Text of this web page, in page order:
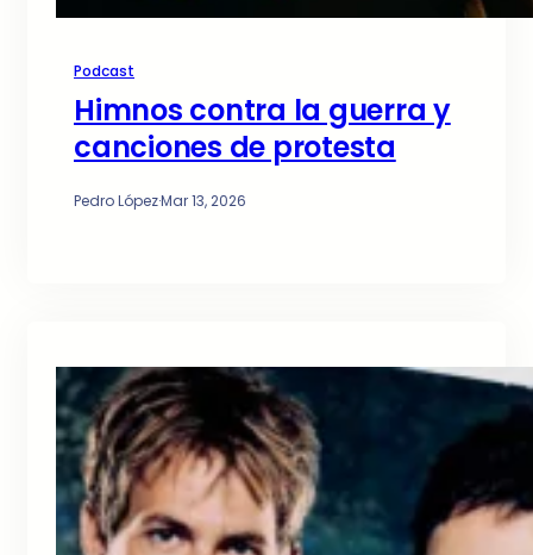
Podcast
Himnos contra la guerra y
canciones de protesta
Pedro López·Mar 13, 2026